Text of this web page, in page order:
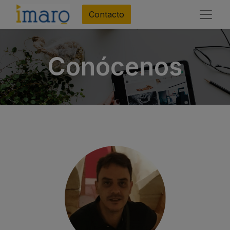
Contacto
Conócenos